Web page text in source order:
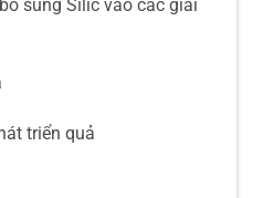
sung Silic vào các giai
triển quả